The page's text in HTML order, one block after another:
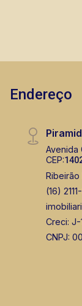
Endereço
Avenida
CEP:
(16)
Creci: J-
CNPJ: